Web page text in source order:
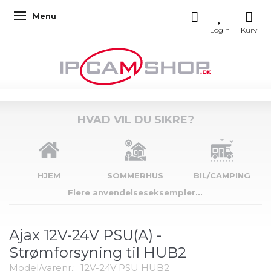
Skifte navigation
Menu
HVAD VIL DU SIKRE?
HJEM SOMMERHUS
BIL/CAMPING
Flere anvendelseseksempler...
Ajax 12V-24V PSU(A) -
Strømforsyning til HUB2
Model/varenr.: 12V-24V PSU HUB2